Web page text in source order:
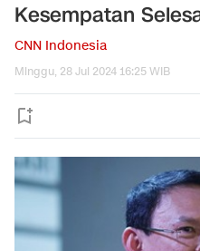
Kesempatan
CNN Indonesia
Minggu, 28 Jul 2024 16:25 WIB